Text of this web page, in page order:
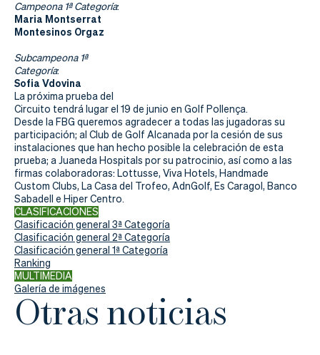
Campeona 1ª Categoría:
Maria Montserrat
Montesinos Orgaz
Subcampeona 1ª
Categoría:
Sofia Vdovina
La próxima prueba del
Circuito tendrá lugar el 19 de junio en Golf Pollença.
Desde la FBG queremos agradecer a todas las jugadoras su
participación; al Club de Golf Alcanada por la cesión de sus
instalaciones que han hecho posible la celebración de esta
prueba; a Juaneda Hospitals por su patrocinio, así como a las
firmas colaboradoras: Lottusse, Viva Hotels, Handmade
Custom Clubs, La Casa del Trofeo, AdnGolf, Es Caragol, Banco
Sabadell e Hiper Centro.
CLASIFICACIONES
Clasificación general 3ª Categoría
Clasificación general 2ª Categoría
Clasificación general 1ª Categoría
Ranking
MULTIMEDIA
Galería de imágenes
Otras noticias